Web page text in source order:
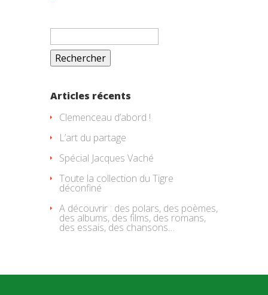
Rechercher :
Articles récents
Clemenceau d’abord !
L’art du partage
Spécial Jacques Vaché
Toute la collection du Tigre
déconfiné
A découvrir : des polars, des poèmes,
des albums, des films, des romans,
des essais, des chansons…